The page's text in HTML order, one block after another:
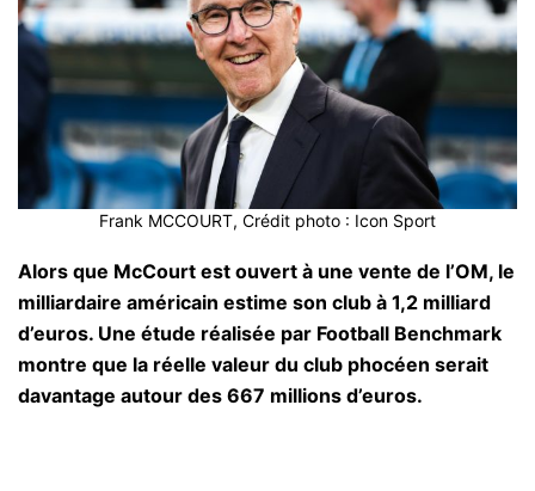
Frank MCCOURT, Crédit photo : Icon Sport
Alors que McCourt est ouvert à une vente de l’OM, le
milliardaire américain estime son club à 1,2 milliard
d’euros. Une étude réalisée par Football Benchmark
montre que la réelle valeur du club phocéen serait
davantage autour des 667 millions d’euros.